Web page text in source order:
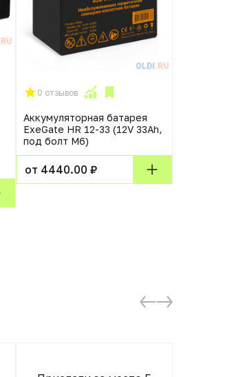
0 отзывов
Аккумуляторная батарея
ExeGate HR 12-33 (12V 33Ah,
под болт М6)
от 4440.00 ₽